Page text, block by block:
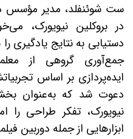
ست شوئنفلد، مدیر مؤسس
در بروکلین نیویورک،
دستیابی به نتایج یادگیری
جمع‌آوری گروهی از
ایده‌پردازی بر اساس
دعوت شد که به‌عنوان
نیویورک، تفکر طراحی را
ابزارهایی از جمله دوربین